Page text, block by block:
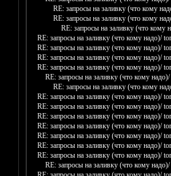
RE: запросы на заливку (что кому
RE: запросы на заливку (что кому
RE: запросы на заливку (что кому
RE: запросы на заливку (что кому надо)/
RE: запросы на заливку (что кому надо)/
RE: запросы на заливку (что кому надо)/
RE: запросы на заливку (что кому надо)/
RE: запросы на заливку (что кому
RE: запросы на заливку (что кому
RE: запросы на заливку (что кому надо)/
RE: запросы на заливку (что кому надо)/
RE: запросы на заливку (что кому надо)/
RE: запросы на заливку (что кому надо)/
RE: запросы на заливку (что кому надо)/
RE: запросы на заливку (что кому надо)/
RE: запросы на заливку (что кому надо)/
RE: запросы на заливку (что кому